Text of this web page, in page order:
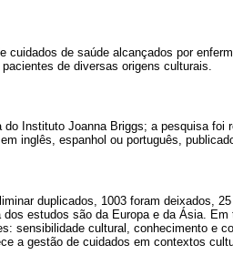
cuidados de saúde alcançados por
de diversas origens culturais.
Instituto Joanna Briggs; a pesquisa foi
inglês, espanhol ou português,
duplicados, 1003 foram deixados,
estudos são da Europa e da Ásia. Em
sensibilidade cultural, conhecimento e
a gestão de cuidados em contextos